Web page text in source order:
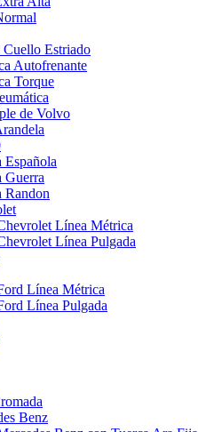
Cuello Estriado
Autofrenante
Torque
de Volvo
Española
Guerra
Randon
Línea Métrica
Línea Pulgada
Línea Métrica
Línea Pulgada
Benz